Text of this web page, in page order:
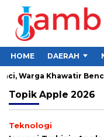
HOME DAERAH
Warga Khawatir
Topik Apple 2026
Teknologi